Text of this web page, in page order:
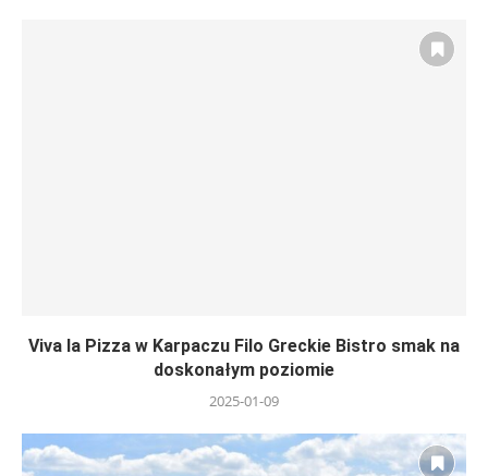
Viva la Pizza w Karpaczu Filo Greckie Bistro smak na
doskonałym poziomie
2025-01-09